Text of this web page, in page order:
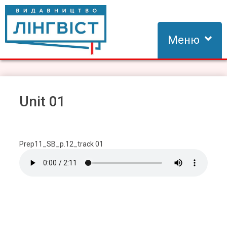
Skip
content
Видавництво Лінгвіст
Видавництво Лінгвіст – адаптація та створення видань для
Меню
Unit 01
Prep11_SB_p.12_track 01